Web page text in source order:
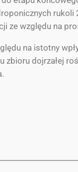
ze względu na
na istotny
dojrzałej